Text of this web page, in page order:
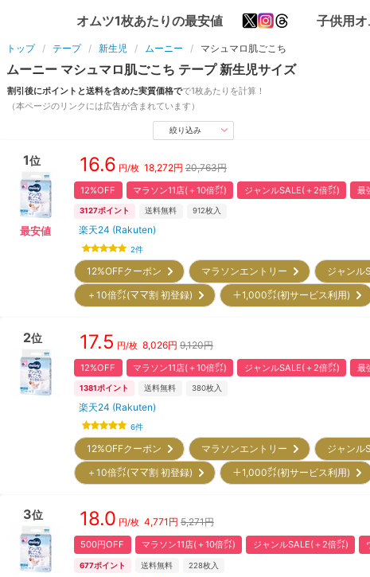
オムツ1枚あたりの最安値 子供用
トップ テープ 新生児 ムーニー マシュマロ肌ごこち
ムーニー マシュマロ肌ごこち テープ 新生児サイズ
割引後にポイントと送料を含めた実質価格でで1枚あたりを計算！
（本ページのリンクには広告が含まれています）
絞り込み
1位
最安値
16.6 円/枚 18,272円 20,763円
12%OFF マラソン11店(＋10倍㌽) ジャンルSALE(＋2倍㌽) 最
3127ポイント 送料無料 912枚入
楽天24 (Rakuten)
2件
12%OFFクーポン マラソンエントリー ジャン
＋10倍㌽(ママ割 初登録)
＋1,000㌽(初サービス利用)
2位 17.5 円/枚 8,026円 9,120円
12%OFF マラソン11店(＋10倍㌽) ジャンルSALE(＋2倍㌽) 最
1381ポイント 送料無料 380枚入
楽天24 (Rakuten)
6件
12%OFFクーポン マラソンエントリー ジャン
＋10倍㌽(ママ割 初登録)
＋1,000㌽(初サービス利用)
3位 18.0 円/枚 4,771 円 5,271円
500円OFF マラソン11店(＋10倍㌽) ジャンルSALE(＋2倍㌽)
677ポイント 送料無料 228枚入